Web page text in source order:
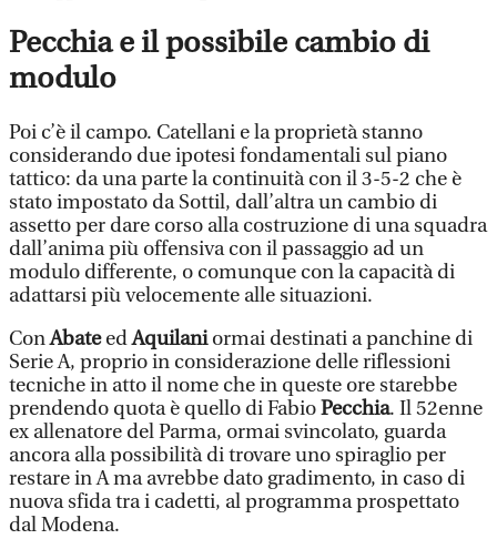
Pecchia e il possibile cambio di
modulo
Poi c’è il campo. Catellani e la proprietà stanno
considerando due ipotesi fondamentali sul piano
tattico: da una parte la continuità con il 3-5-2 che è
stato impostato da Sottil, dall’altra un cambio di
assetto per dare corso alla costruzione di una squadra
dall’anima più offensiva con il passaggio ad un
modulo differente, o comunque con la capacità di
adattarsi più velocemente alle situazioni.
ConAbateedAquilaniormai destinati a panchine di
Serie A, proprio in considerazione delle riflessioni
tecniche in atto il nome che in queste ore starebbe
prendendo quota è quello di FabioPecchia. Il 52enne
ex allenatore del Parma, ormai svincolato, guarda
ancora alla possibilità di trovare uno spiraglio per
restare in A ma avrebbe dato gradimento, in caso di
nuova sfida tra i cadetti, al programma prospettato
dal Modena.